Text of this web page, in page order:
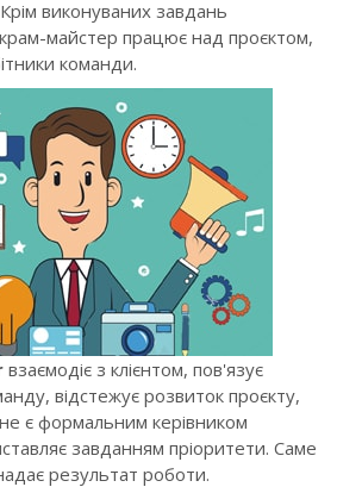
виконуваних завдань
майстер працює над проєктом,
команди.
взаємодіє з клієнтом, пов'язує
відстежує розвиток проєкту,
є формальним керівником
завданням пріоритети. Саме
результат роботи.